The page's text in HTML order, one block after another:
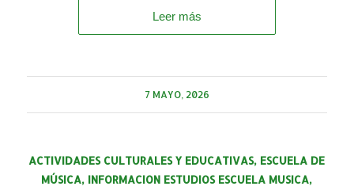
Leer más
7 MAYO, 2026
ACTIVIDADES CULTURALES Y EDUCATIVAS, ESCUELA DE
MÚSICA, INFORMACION ESTUDIOS ESCUELA MUSICA,